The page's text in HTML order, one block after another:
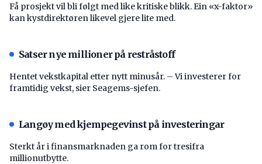
Få prosjekt vil bli følgt med like kritiske blikk. Ein «x-faktor»
kan kystdirektøren likevel gjere lite med.
Satser nye millioner på restråstoff
Hentet vekstkapital etter nytt minusår. – Vi investerer for
framtidig vekst, sier Seagems-sjefen.
Langøy med kjempegevinst på investeringar
Sterkt år i finansmarknaden ga rom for tresifra
millionutbytte.